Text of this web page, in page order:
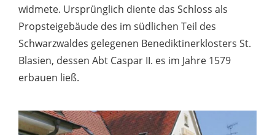
widmete. Ursprünglich diente das Schloss als
Propsteigebäude des im südlichen Teil des
Schwarzwaldes gelegenen Benediktinerklosters St.
Blasien, dessen Abt Caspar II. es im Jahre 1579
erbauen ließ.